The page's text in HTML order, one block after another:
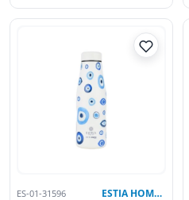
ES-01-31596 ESTIA HOME ART